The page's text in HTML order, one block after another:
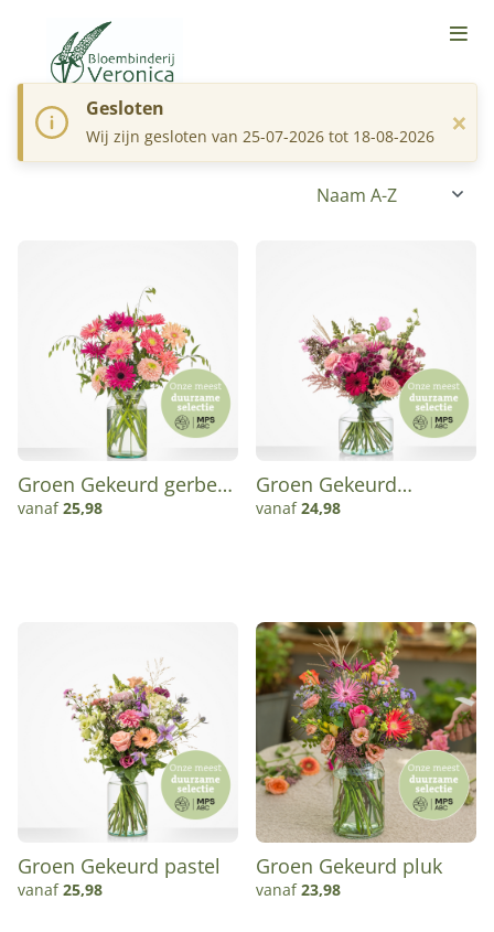
Groen Gekeurd gerbera
boeket
vanaf25,98
Groen Gekeurd
Hartelijk
vanaf24,98
Groen Gekeurd pastel
vanaf25,98
Groen Gekeurd pluk
vanaf23,98
Gesloten
Wij zijn gesloten van 25-07-2026 tot 18-08-2026 ×